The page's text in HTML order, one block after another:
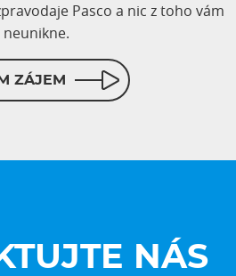
Pasco a nic z toho vám
neunikne.
ZÁJEM
NÁS